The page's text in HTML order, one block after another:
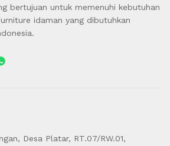
bertujuan untuk memenuhi kebutuhan
idaman yang dibutuhkan
Desa Platar, RT.07/RW.01,